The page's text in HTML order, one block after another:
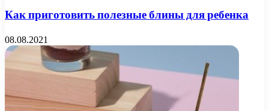
Как приготовить полезные блины для ребенка
08.08.2021